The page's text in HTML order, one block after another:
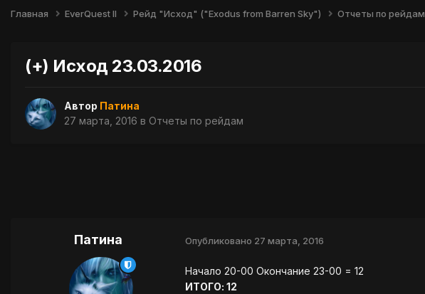
Главная EverQuest II Рейд "Исход" ("Exodus from Barren Sky") Отчеты по рейдам
(+) Исход 23.03.2016
Автор Патина
27 марта, 2016 в Отчеты по рейдам
Патина Опубликовано 27 марта, 2016
Начало 20-00 Окончание 23-00 = 12
ИТОГО: 12